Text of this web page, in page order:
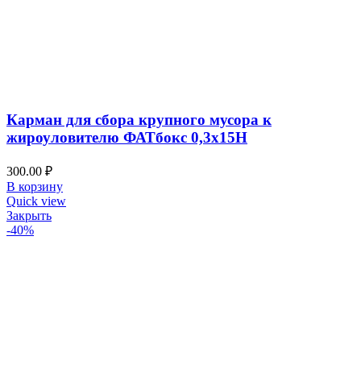
Карман для сбора крупного мусора к
жироуловителю ФАТбокс 0,3х15Н
300.00 ₽
В корзину
Quick view
Закрыть
-40%